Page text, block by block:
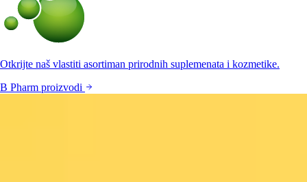
Otkrijte naš vlastiti asortiman prirodnih suplemenata i kozmetike.
B Pharm proizvodi